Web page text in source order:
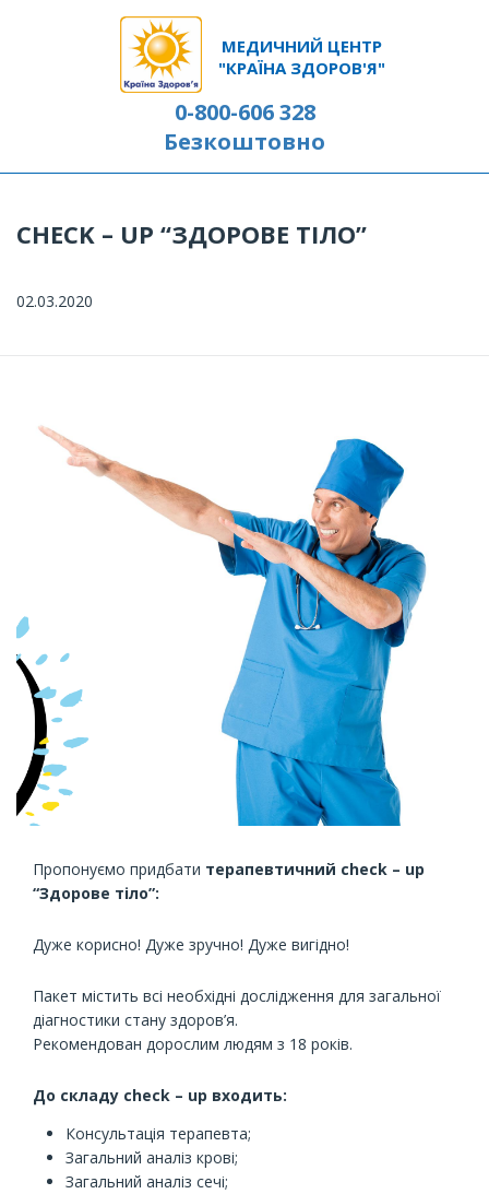
МЕДИЧНИЙ ЦЕНТР
"КРАЇНА ЗДОРОВ'Я"
0-800-606 328
Безкоштовно
CHECK – UP “ЗДОРОВЕ ТІЛО”
02.03.2020
Пропонуємо придбати терапевтичний check – up
“Здорове тіло”:
Дуже корисно! Дуже зручно! Дуже вигідно!
Пакет містить всі необхідні дослідження для загальної
діагностики стану здоров’я.
Рекомендован дорослим людям з 18 років.
До складу check – up входить:
Консультація терапевта;
Загальний аналіз крові;
Загальний аналіз сечі;